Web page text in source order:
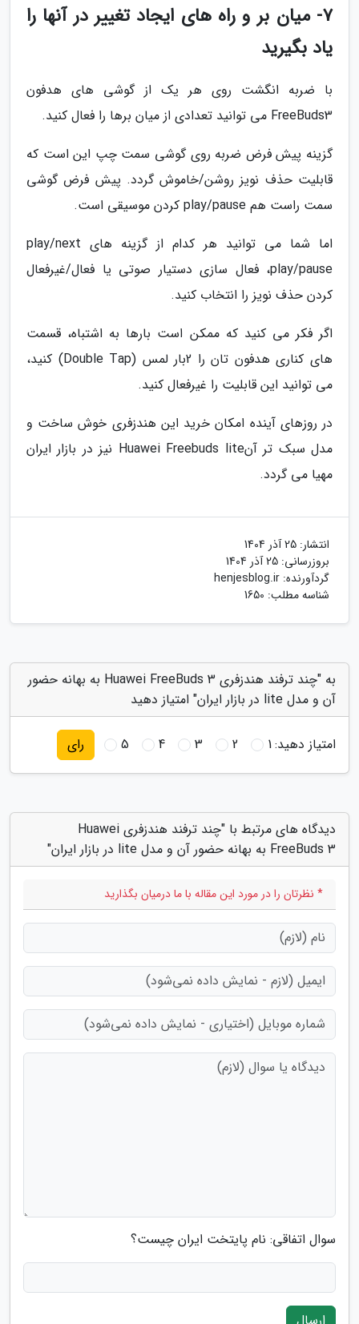
7- میان بر و راه های ایجاد تغییر در آنها را
یاد بگیرید
با ضربه انگشت روی هر یک از گوشی های هدفون
FreeBuds3 می توانید تعدادی از میان برها را فعال کنید.
گزینه پیش فرض ضربه روی گوشی سمت چپ این است که
قابلیت حذف نویز روشن/خاموش گردد. پیش فرض گوشی
سمت راست هم play/pause کردن موسیقی است.
اما شما می توانید هر کدام از گزینه های play/next
play/pause، فعال سازی دستیار صوتی یا فعال/غیرفعال
کردن حذف نویز را انتخاب کنید.
اگر فکر می کنید که ممکن است بارها به اشتباه، قسمت
های کناری هدفون تان را 2بار لمس (Double Tap) کنید،
می توانید این قابلیت را غیرفعال کنید.
در روزهای آینده امکان خرید این هندزفری خوش ساخت و
مدل سبک تر آنHuawei Freebuds lite نیز در بازار ایران
مهیا می گردد.
انتشار: 25 آذر 1404
بروزرسانی: 25 آذر 1404
گردآورنده: henjesblog.ir
شناسه مطلب: 1650
به "چند ترفند هندزفری Huawei FreeBuds 3 به بهانه حضور
آن و مدل lite در بازار ایران" امتیاز دهید
امتیاز دهید:1
2
3
4
5 رای
دیدگاه های مرتبط با "چند ترفند هندزفری Huawei
FreeBuds 3 به بهانه حضور آن و مدل lite در بازار ایران"
* نظرتان را در مورد این مقاله با ما درمیان بگذارید
سوال اتفاقی: نام پایتخت ایران چیست؟